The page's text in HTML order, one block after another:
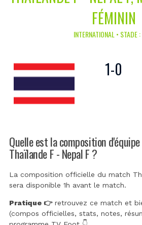
FÉMININ
INTERNATIONAL • STADE
1-0
Quelle est la composition
Thaïlande F - Nepal F ?
La composition officielle du match
sera disponible 1h avant le match.
Pratique 👉retrouvez ce match et
(compos officielles, stats, notes,